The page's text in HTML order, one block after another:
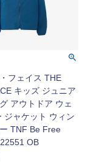
フェイス THE
キッズ ジュニア
アウトドア ウェ
ジャケット ウィン
TNF Be Free
OB